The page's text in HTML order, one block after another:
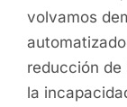
volvamos
reducción de
la